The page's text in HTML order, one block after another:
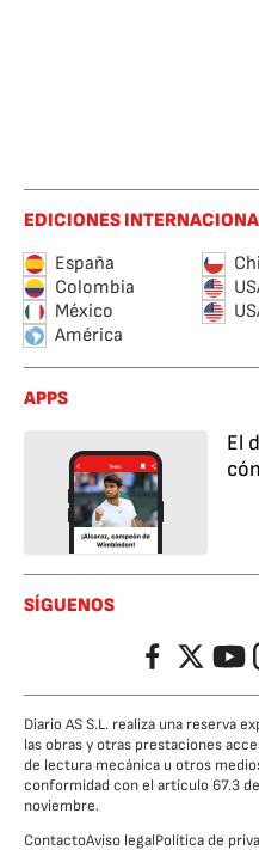
EDICIONES
España
Colombia
México
América
APPS
El
SÍGUENOS
FacebookTwitter
Diario AS S.L. realiza una reserva
las obras y otras prestaciones
de lectura mecánica u otros
conformidad con el artículo 67.3
noviembre.
ContactoAviso legalPolítica de